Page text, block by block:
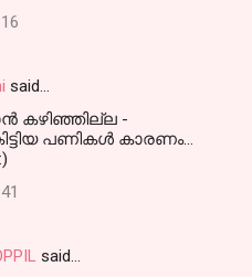
said…
കഴിഞ്ഞില്ല -
പണികൾ കാരണം...
said…